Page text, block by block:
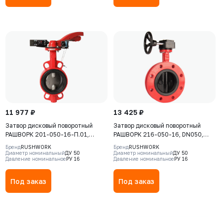
11 977 ₽
Затвор дисковый поворотный
РАШВОРК 201-050-16-П.01,
DN050, PN16, корпус - GJL-250
(GG25), диск - CF8, уплотнение -
EPDM, М/Ф, рукоятка с
комплектом сигнализаторов
конечных положений Р9300-0-0-
БрендRUSHWORK
Диаметр номинальныйДУ 50
Давление номинальноеРУ 16
Под заказ
13 425 ₽
Затвор дисковый поворотный
РАШВОРК 216-050-16, DN050,
PN16, корпус - GJL-250 (GG25),
диск - GJS-400-15 (GGG40),
уплотнение - EPDM, Ф/Ф,
редуктор
БрендRUSHWORK
Диаметр номинальныйДУ 50
Давление номинальноеРУ 16
Под заказ